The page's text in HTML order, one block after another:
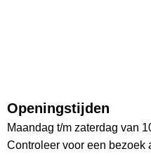
Openingstijden
Maandag t/m zaterdag van
Controleer voor een